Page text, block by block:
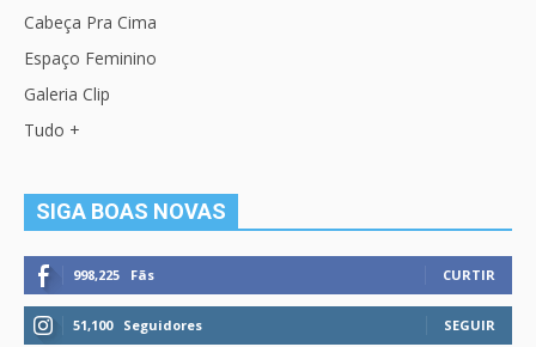
Cabeça Pra Cima
Espaço Feminino
Galeria Clip
Tudo +
SIGA BOAS NOVAS
998,225 Fãs CURTIR
51,100 Seguidores SEGUIR